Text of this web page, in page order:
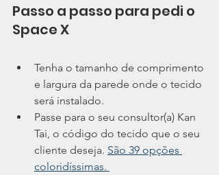
Passo a passo para pedi o
Space X
Tenha o tamanho de comprimento
e largura da parede onde o tecido
será instalado.
Passe para o seu consultor(a) Kan
Tai, o código do tecido que o seu
cliente deseja. São 39 opções
coloridíssimas.